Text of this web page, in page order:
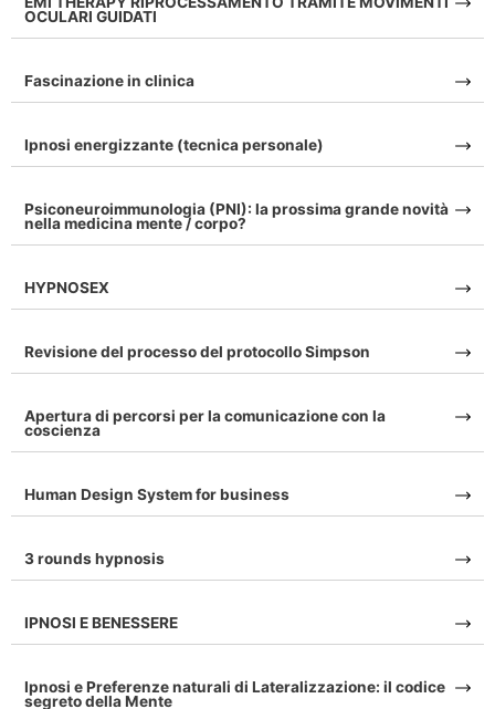
OCULARI GUIDATI
Fascinazione in clinica
Ipnosi energizzante (tecnica personale)
Psiconeuroimmunologia (PNI): la prossima grande novità
nella medicina mente / corpo?
HYPNOSEX
Revisione del processo del protocollo Simpson
Apertura di percorsi per la comunicazione con la
coscienza
Human Design System for business
3 rounds hypnosis
IPNOSI E BENESSERE
Ipnosi e Preferenze naturali di Lateralizzazione: il codice
segreto della Mente